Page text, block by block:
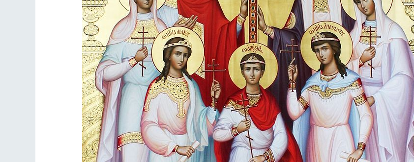
Разлуки не будет
Фредерика де Грааф Как найти своё место в жизни
Кирилл Мурышев